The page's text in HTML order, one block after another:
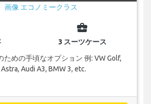
business_center
3 スーツケース
ための手頃なオプション 例: VW Golf,
Audi A3, BMW 3, etc.